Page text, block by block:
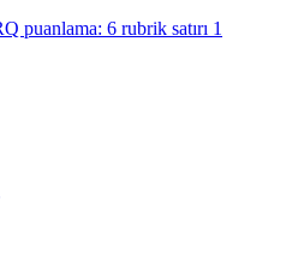
puanlama: 6 rubrik satırı 1